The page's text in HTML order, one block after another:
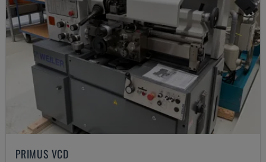
PRIMUS VCD